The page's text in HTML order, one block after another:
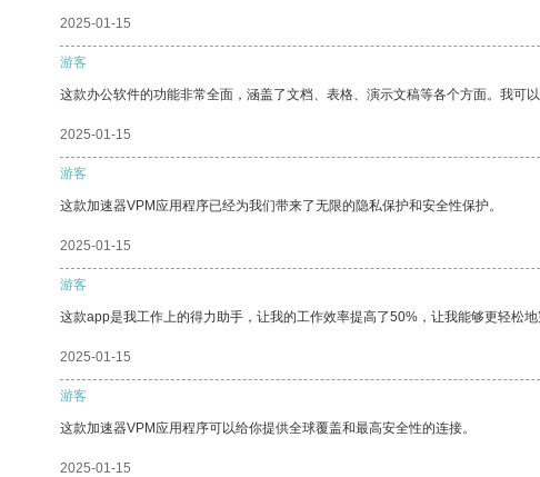
2025-01-15
游客
这款办公软件的功能非常全面，涵盖了文档、表格、演示文稿等各个方面。我可
2025-01-15
游客
这款加速器VPM应用程序已经为我们带来了无限的隐私保护和安全性保护。
2025-01-15
游客
这款app是我工作上的得力助手，让我的工作效率提高了50%，让我能够更轻松地
2025-01-15
游客
这款加速器VPM应用程序可以给你提供全球覆盖和最高安全性的连接。
2025-01-15